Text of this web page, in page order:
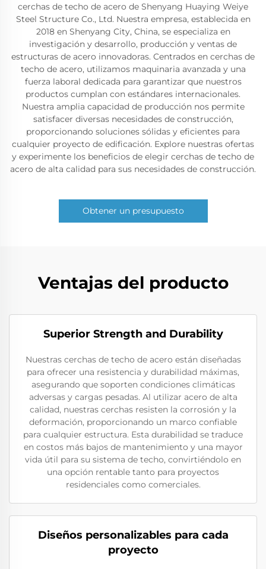
cerchas de techo de acero de Shenyang Huaying Weiye
Steel Structure Co., Ltd. Nuestra empresa, establecida en
2018 en Shenyang City, China, se especializa en
investigación y desarrollo, producción y ventas de
estructuras de acero innovadoras. Centrados en cerchas de
techo de acero, utilizamos maquinaria avanzada y una
fuerza laboral dedicada para garantizar que nuestros
productos cumplan con estándares internacionales.
Nuestra amplia capacidad de producción nos permite
satisfacer diversas necesidades de construcción,
proporcionando soluciones sólidas y eficientes para
cualquier proyecto de edificación. Explore nuestras ofertas
y experimente los beneficios de elegir cerchas de techo de
acero de alta calidad para sus necesidades de construcción.
Obtener un presupuesto
Ventajas del producto
Superior Strength and Durability
Nuestras cerchas de techo de acero están diseñadas
para ofrecer una resistencia y durabilidad máximas,
asegurando que soporten condiciones climáticas
adversas y cargas pesadas. Al utilizar acero de alta
calidad, nuestras cerchas resisten la corrosión y la
deformación, proporcionando un marco confiable
para cualquier estructura. Esta durabilidad se traduce
en costos más bajos de mantenimiento y una mayor
vida útil para su sistema de techo, convirtiéndolo en
una opción rentable tanto para proyectos
residenciales como comerciales.
Diseños personalizables para cada
proyecto